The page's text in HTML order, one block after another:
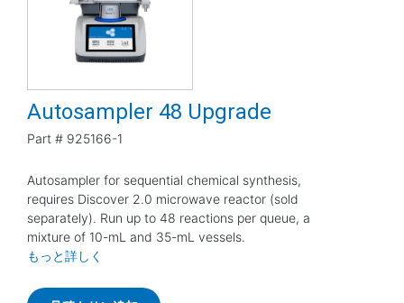
Autosampler 48 Upgrade
Part # 925166-1
Autosampler for sequential chemical synthesis,
requires Discover 2.0 microwave reactor (sold
separately). Run up to 48 reactions per queue, a
mixture of 10-mL and 35-mL vessels.
もっと詳しく